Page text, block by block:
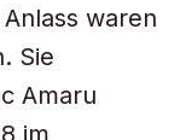
waren
Sie
Amaru
im